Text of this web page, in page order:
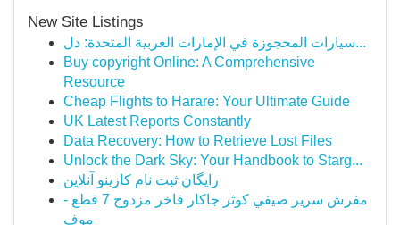
New Site Listings
سيارات المحجوزة في الإمارات العربية المتحدة: دل...
Buy copyright Online: A Comprehensive
Resource
Cheap Flights to Harare: Your Ultimate Guide
UK Latest Reports Constantly
Data Recovery: How to Retrieve Lost Files
Unlock the Dark Sky: Your Handbook to Starg...
رایگان ثبت نام کازینو آنلاین
مفرش سرير صيفي كوثر جاكار فاخر مزدوج 7 قطع -
موف